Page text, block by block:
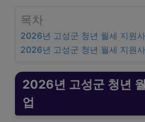
목차
2026년 고성군 청년 월세 지원
2026년 고성군 청년 월세 지원
2026년 고성군 청년
업